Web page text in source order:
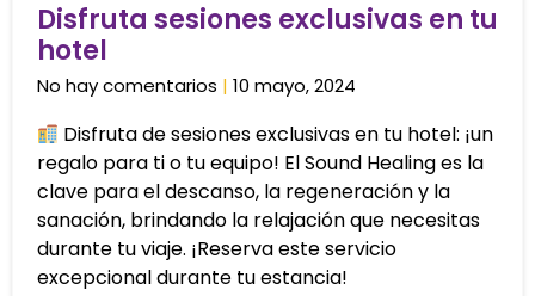
Disfruta sesiones exclusivas en tu
hotel
No hay comentarios 10 mayo, 2024
Disfruta de sesiones exclusivas en tu hotel: ¡un
regalo para ti o tu equipo! El Sound Healing es la
clave para el descanso, la regeneración y la
sanación, brindando la relajación que necesitas
durante tu viaje. ¡Reserva este servicio
excepcional durante tu estancia!